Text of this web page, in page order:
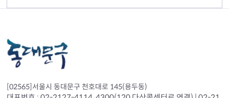
[02565]서울시 동대문구 천호대로 145(용두동)